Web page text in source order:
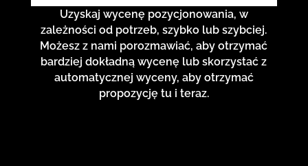
Uzyskaj wycenę pozycjonowania, w
zależności od potrzeb, szybko lub szybciej.
Możesz z nami porozmawiać, aby otrzymać
bardziej dokładną wycenę lub skorzystać z
automatycznej wyceny, aby otrzymać
propozycję tu i teraz.